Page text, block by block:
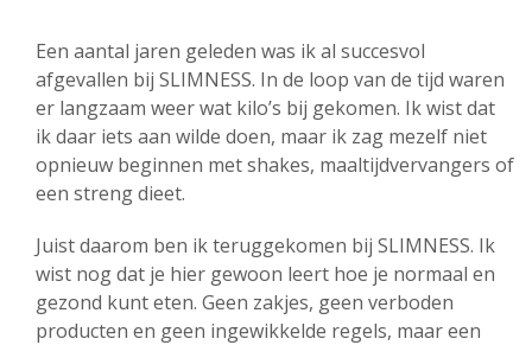
Een aantal jaren geleden was ik al succesvol
afgevallen bij SLIMNESS. In de loop van de tijd waren
er langzaam weer wat kilo’s bij gekomen. Ik wist dat
ik daar iets aan wilde doen, maar ik zag mezelf niet
opnieuw beginnen met shakes, maaltijdvervangers of
een streng dieet.
Juist daarom ben ik teruggekomen bij SLIMNESS. Ik
wist nog dat je hier gewoon leert hoe je normaal en
gezond kunt eten. Geen zakjes, geen verboden
producten en geen ingewikkelde regels, maar een